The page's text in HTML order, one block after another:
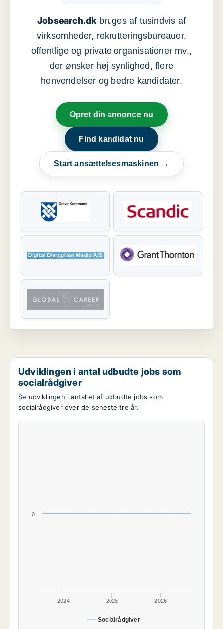
Jobsearch.dkbruges af tusindvis af
virksomheder, rekrutteringsbureauer,
offentlige og private organisationer mv.,
der ønsker høj synlighed, flere
henvendelser og bedre kandidater.
Opret din annonce nu
Find kandidat nu
Start ansættelsesmaskinen →
Udviklingen i antal udbudte jobs som
socialrådgiver
Se udviklingen i antallet af udbudte jobs som
socialrådgiver over de seneste tre år.
Socialrådgiver
2024 2025 2026
0